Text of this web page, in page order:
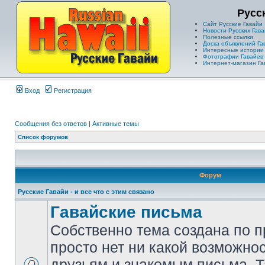
Сайт Русские Гавайи
Новости Русских
Полезные ссылки
Доска объявлений
Интересные истории
Фотографии Гавайев
Интернет-магазин
Вход Регистрация
Сообщения без ответов | Активные темы
Список форумов
Форум
Русские Гавайи - и все что с этим связано
Гавайские письма
Собственно тема создана по
просто нет ни какой